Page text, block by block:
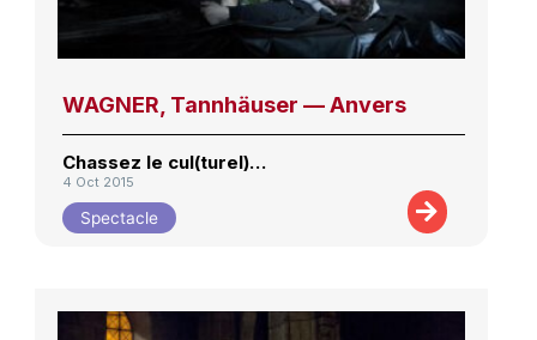
WAGNER, Tannhäuser — Anvers
Chassez le cul(turel)…
4 Oct 2015
Spectacle